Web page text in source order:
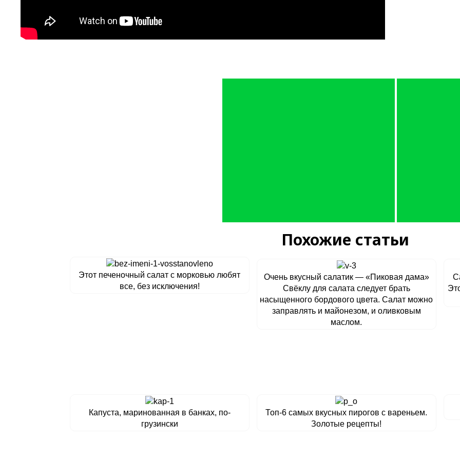
Похожие статьи
Этот печеночный салат с морковью любят
все, без исключения!
Очень вкусный салатик — «Пиковая дама»
Свёклу для салата следует брать
насыщенного бордового цвета. Салат можно
заправлять и майонезом, и оливковым
маслом.
Капуста, маринованная в банках, по-
грузински
Топ-6 самых вкусных пирогов с вареньем.
Золотые рецепты!